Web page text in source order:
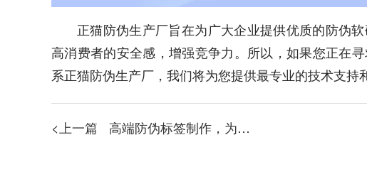
正猫防伪生产厂旨在为广大企业提供优质的防伪
高消费者的安全感，增强竞争力。所以，如果您正在
系正猫防伪生产厂，我们将为您提供最专业的技术支持
<上一篇 高端防伪标签制作，为您保驾护航！